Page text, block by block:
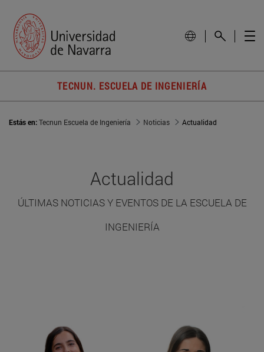
TECNUN. ESCUELA DE INGENIERÍA
Estás en:Tecnun Escuela de Ingeniería Noticias Actualidad
Actualidad
ÚLTIMAS NOTICIAS Y EVENTOS DE LA ESCUELA DE
INGENIERÍA